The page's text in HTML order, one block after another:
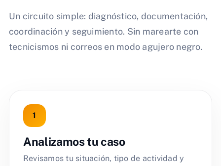
Un circuito simple: diagnóstico, documentación,
coordinación y seguimiento. Sin marearte con
tecnicismos ni correos en modo agujero negro.
Analizamos tu caso
Revisamos tu situación, tipo de actividad y